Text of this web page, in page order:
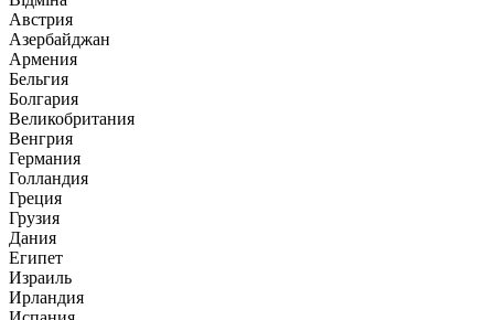
Австрия
Азербайджан
Армения
Бельгия
Болгария
Великобритания
Венгрия
Германия
Голландия
Греция
Грузия
Дания
Египет
Израиль
Ирландия